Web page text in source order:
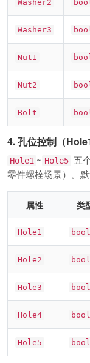
Washer2
Washer3
Nut1
Nut2
Bolt
4. 孔位控制（
Hole1 ~ Hole5 五
零件螺栓场景）。
属性 类
Hole1 bool
Hole2 bool
Hole3 bool
Hole4 bool
Hole5 bool